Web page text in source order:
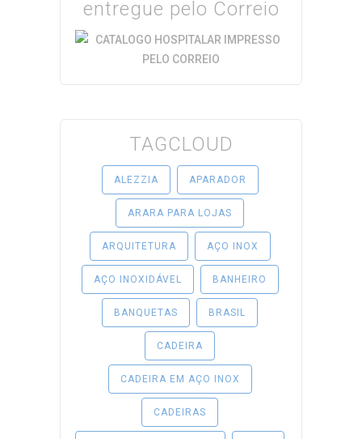
entregue pelo Correio
TAGCLOUD
ALEZZIA APARADOR
ARARA PARA LOJAS
ARQUITETURA AÇO INOX
AÇO INOXIDÁVEL BANHEIRO
BANQUETAS BRASIL
CADEIRA
CADEIRA EM AÇO INOX
CADEIRAS